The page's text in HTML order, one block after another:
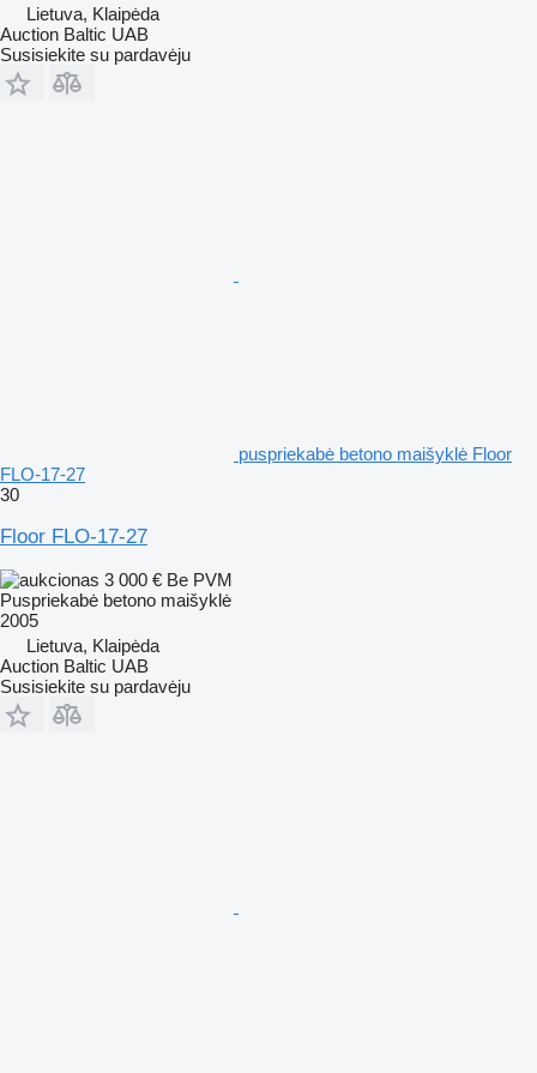
Lietuva, Klaipėda
Auction Baltic UAB
Susisiekite su pardavėju
puspriekabė betono maišyklė Floor
FLO-17-27
30
Floor FLO-17-27
3 000 € Be PVM
Puspriekabė betono maišyklė
2005
Lietuva, Klaipėda
Auction Baltic UAB
Susisiekite su pardavėju